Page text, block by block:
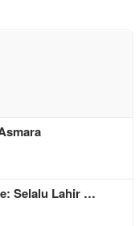
Selalu Lahir …